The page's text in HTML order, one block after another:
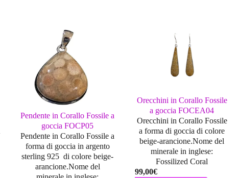
Pendente in Corallo Fossile a
goccia FOCP05
Pendente in Corallo Fossile a
forma di goccia in argento
sterling 925 di colore beige-
arancione.Nome del
Orecchini in Corallo Fossile
a goccia FOCEA04
Orecchini in Corallo Fossile
a forma di goccia di colore
beige-arancione.Nome del
minerale in inglese:
Fossilized Coral
99,00€